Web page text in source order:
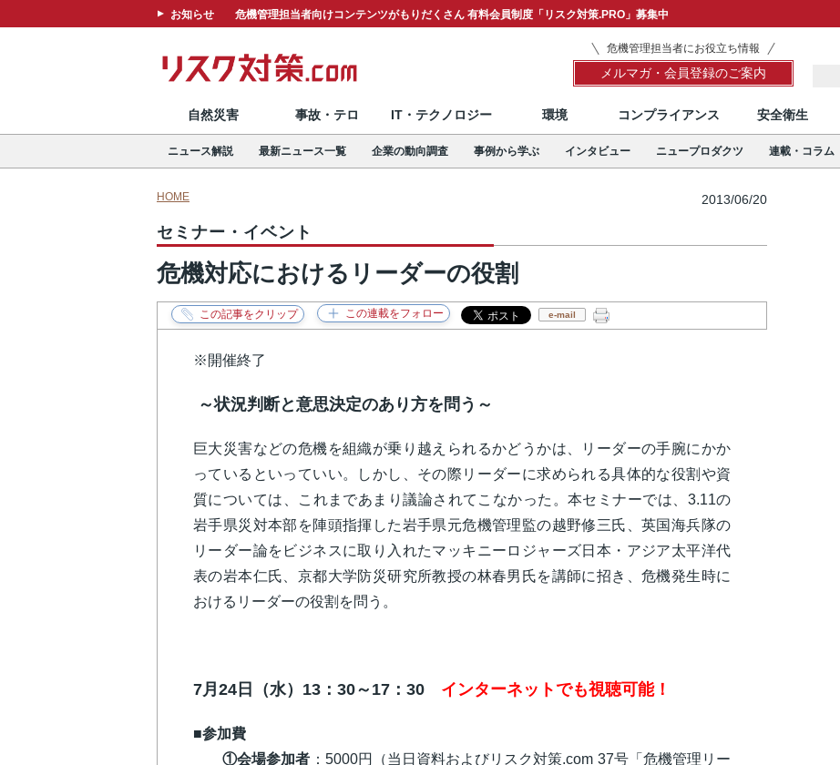
お知らせ 危機管理担当者向けコンテンツがもりだくさん 有料会員制度「リスク対策.PRO」募集中
危機管理担当者にお役立ち情報
メルマガ・会員登録のご案内
自然災害 事故・テロ IT・テクノロジー 環境 コンプライアンス 安全衛生
ニュース解説 最新ニュース一覧 企業の動向調査 事例から学ぶ インタビュー ニュープロダクツ 連載・コラム
HOME 2013/06/20
セミナー・イベント
危機対応におけるリーダーの役割
e-mail
※開催終了
～状況判断と意思決定のあり方を問う～
巨大災害などの危機を組織が乗り越えられるかどうかは、リーダーの手腕にかか
っているといっていい。しかし、その際リーダーに求められる具体的な役割や資
質については、これまであまり議論されてこなかった。本セミナーでは、3.11の
岩手県災対本部を陣頭指揮した岩手県元危機管理監の越野修三氏、英国海兵隊の
リーダー論をビジネスに取り入れたマッキニーロジャーズ日本・アジア太平洋代
表の岩本仁氏、京都大学防災研究所教授の林春男氏を講師に招き、危機発生時に
おけるリーダーの役割を問う。
7月24日（水）13：30～17：30 インターネットでも視聴可能！
■参加費
①会場参加者 ：5000円（当日資料およびリスク対策.com 37号「危機管理リー